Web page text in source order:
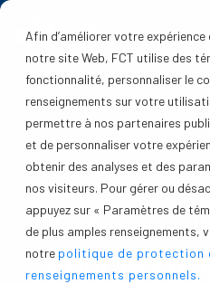
Afin d’améliorer votre
notre site Web, FCT utilise des
fonctionnalité, personnaliser le
renseignements sur votre
permettre à nos partenaires
et de personnaliser votre
obtenir des analyses et des
nos visiteurs. Pour gérer ou
appuyez sur « Paramètres de
de plus amples renseignements,
notre politique de protection
renseignements personnels.
Faire une
La
pour les